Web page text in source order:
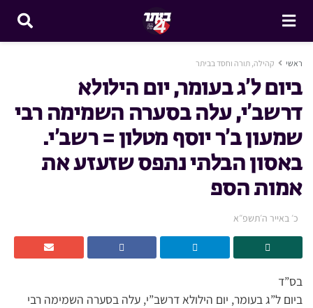
ראשי קהילה, תורה וחסד בביתר
ביום ל’ג בעומר, יום הילולא
דרשב’י, עלה בסערה השמימה רבי
שמעון ב’ר יוסף מטלון = רשב’י.
באסון הבלתי נתפס שזעזע את
אמות הספ
כ׳ באייר ה׳תשפ״א
בס”ד
ביום ל”ג בעומר, יום הילולא דרשב”י, עלה בסערה השמימה רבי